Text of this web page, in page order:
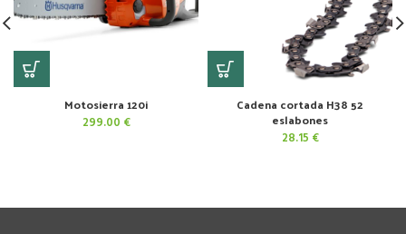
Motosierra 120i
299.00 €
Cadena cortada H38 52
eslabones
28.15 €